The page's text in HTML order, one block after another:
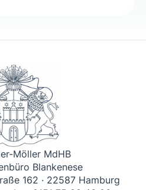
Möller MdHB
Blankenese
162 · 22587 Hamburg